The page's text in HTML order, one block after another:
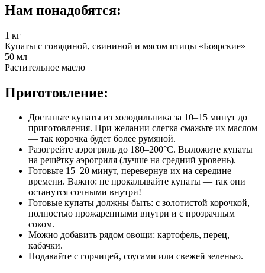
Нам понадобятся:
1 кг
Купаты с говядиной, свининой и мясом птицы «Боярские»
50 мл
Растительное масло
Приготовление:
Достаньте купаты из холодильника за 10–15 минут до
приготовления. При желании слегка смажьте их маслом
— так корочка будет более румяной.
Разогрейте аэрогриль до 180–200°C. Выложите купаты
на решётку аэрогриля (лучше на средний уровень).
Готовьте 15–20 минут, перевернув их на середине
времени. Важно: не прокалывайте купаты — так они
останутся сочными внутри!
Готовые купаты должны быть: с золотистой корочкой,
полностью прожаренными внутри и с прозрачным
соком.
Можно добавить рядом овощи: картофель, перец,
кабачки.
Подавайте с горчицей, соусами или свежей зеленью.